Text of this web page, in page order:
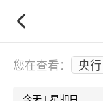
您在查看： 央行